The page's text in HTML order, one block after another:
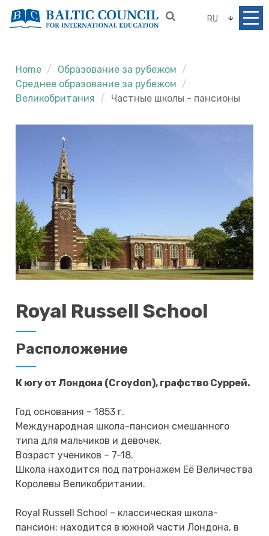
RU
Home
Образование за рубежом
Среднее образование за рубежом
Великобритания
Частные школы - пансионы
Royal Russell School
Расположение
К югу от Лондона (Croydon), графство Суррей.
Год основания – 1853 г.
Международная школа-пансион смешанного
типа для мальчиков и девочек.
Возраст учеников – 7-18.
Школа находится под патронажем Её Величества
Королевы Великобритании.
Royal Russell School – классическая школа-
пансион; находится в южной части Лондона, в